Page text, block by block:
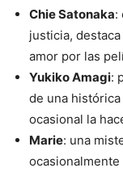
Chie Satonaka:
justicia,
amor por las
Yukiko Amagi:
de una
ocasional la
Marie: una